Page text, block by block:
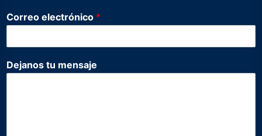
e
e
a
Correo electrónico *
Dejanos tu mensaje